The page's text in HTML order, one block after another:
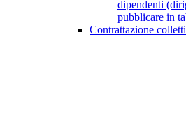
dipendenti
pubblicare in
Contrattazione